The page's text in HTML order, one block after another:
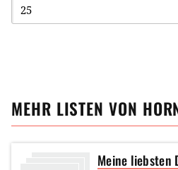
MEHR LISTEN VON
Meine liebsten